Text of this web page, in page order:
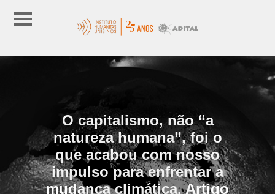
O capitalismo, não “a
natureza humana”, foi o
que acabou com nosso
impulso para enfrentar a
mudança climática. Artigo